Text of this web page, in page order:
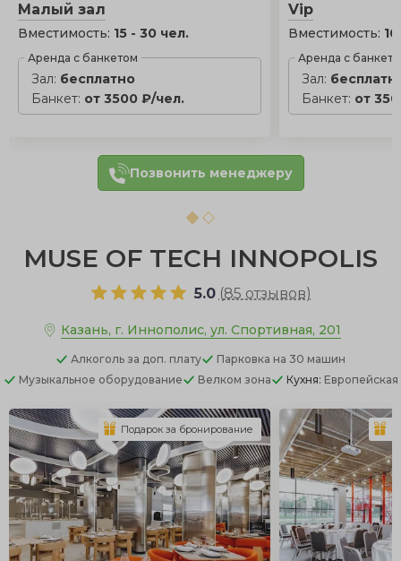
Малый зал
Вместимость: 15 - 30 чел.
Аренда с банкетом
Зал: бесплатно
Банкет: от 3500 ₽/чел.
Vip
Вместимость:
Аренда с
Зал:
Банкет: от
Позвонить менеджеру
MUSE OF TECH INNOPOLIS
5.0 (85 отзывов)
Казань, г. Иннополис, ул. Спортивная, 201
Алкоголь за доп. плату Парковка на 30 машин
Музыкальное оборудование
Велком зона Кухня: Европейская
Подарок за бронирование